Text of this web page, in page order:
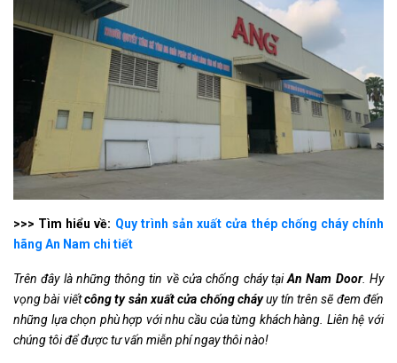
>>> Tìm hiểu về: Quy trình sản xuất cửa thép chống cháy chính
hãng An Nam chi tiết
Trên đây là những thông tin về cửa chống cháy tạiAn Nam Door. Hy
vọng bài viếtcông ty sản xuất cửa chống cháyuy tín trên sẽ đem đến
những lựa chọn phù hợp với nhu cầu của từng khách hàng. Liên hệ với
chúng tôi để được tư vấn miễn phí ngay thôi nào!